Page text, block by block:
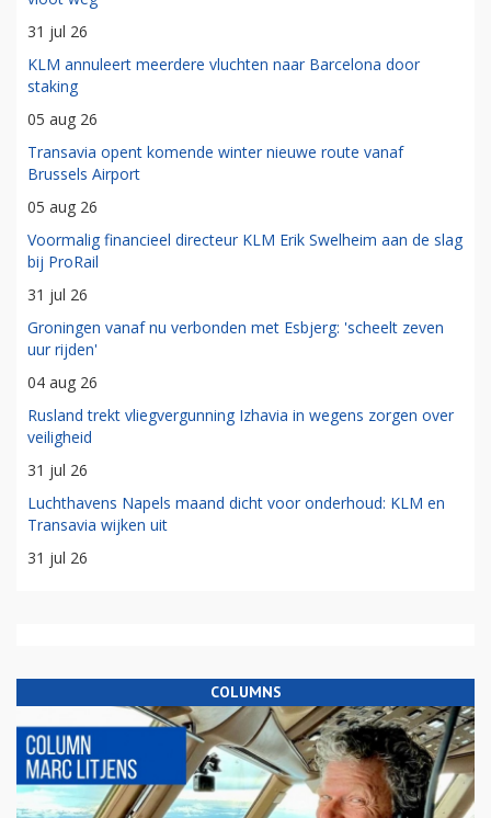
31 jul 26
KLM annuleert meerdere vluchten naar Barcelona door
staking
05 aug 26
Transavia opent komende winter nieuwe route vanaf
Brussels Airport
05 aug 26
Voormalig financieel directeur KLM Erik Swelheim aan de slag
bij ProRail
31 jul 26
Groningen vanaf nu verbonden met Esbjerg: 'scheelt zeven
uur rijden'
04 aug 26
Rusland trekt vliegvergunning Izhavia in wegens zorgen over
veiligheid
31 jul 26
Luchthavens Napels maand dicht voor onderhoud: KLM en
Transavia wijken uit
31 jul 26
COLUMNS